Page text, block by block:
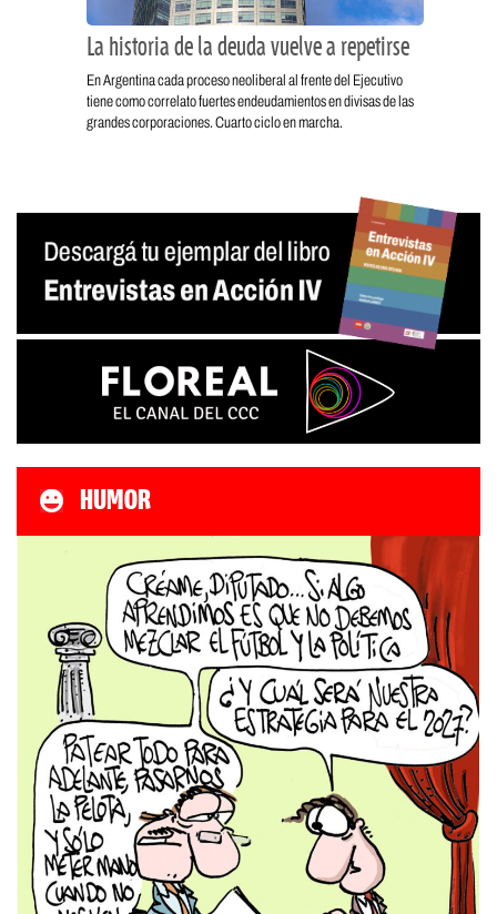
La historia de la deuda vuelve a repetirse
En Argentina cada proceso neoliberal al frente del Ejecutivo
tiene como correlato fuertes endeudamientos en divisas de las
grandes corporaciones. Cuarto ciclo en marcha.
HUMOR